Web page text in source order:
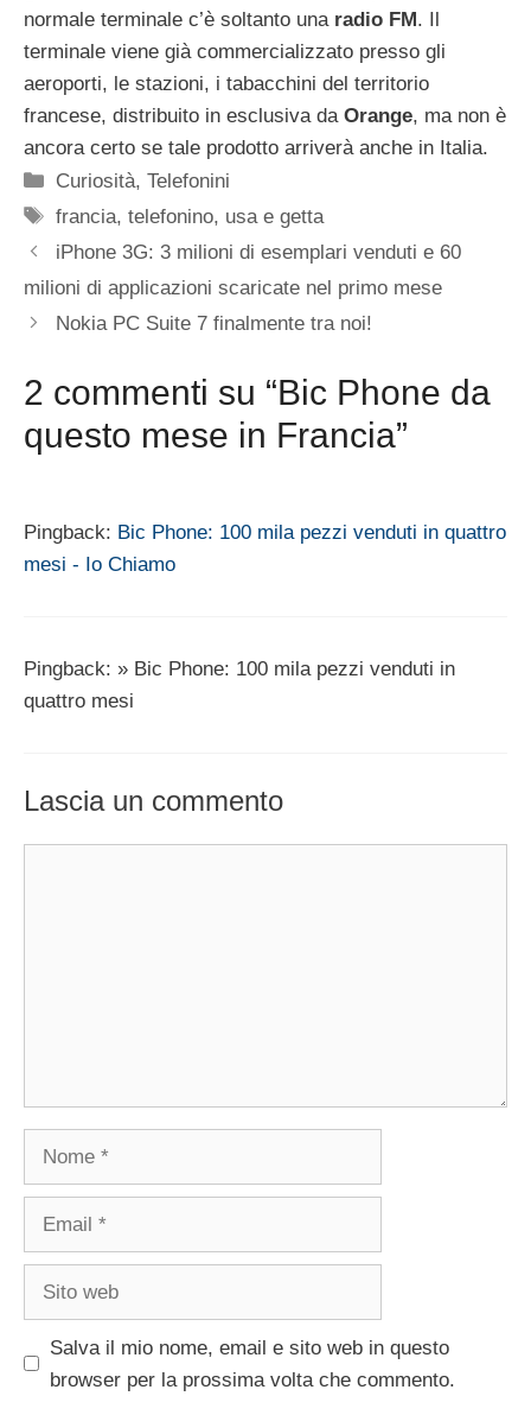
normale terminale c’è soltanto una radio FM. Il
terminale viene già commercializzato presso gli
aeroporti, le stazioni, i tabacchini del territorio
francese, distribuito in esclusiva da Orange, ma non è
ancora certo se tale prodotto arriverà anche in Italia.
Categorie
Curiosità,Telefonini
Tag
francia,telefonino, usa e getta
iPhone 3G: 3 milioni di esemplari venduti e 60
milioni di applicazioni scaricate nel primo mese
Nokia PC Suite 7 finalmente tra noi!
2 commenti su “Bic Phone da
questo mese in Francia”
Pingback: Bic Phone: 100 mila pezzi venduti in quattro
mesi - Io Chiamo
Pingback: » Bic Phone: 100 mila pezzi venduti in
quattro mesi
Lascia un commento
Nome
Email
Sito
Salva il mio nome, email e sito web in questo
browser per la prossima volta che commento.